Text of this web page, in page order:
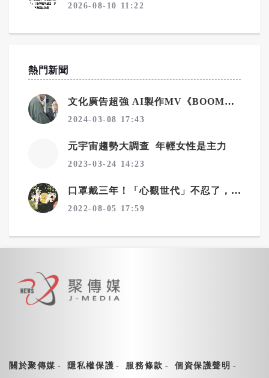
2026-08-10 11:22
熱門新聞
文化廣告超強 AI製作MV《BOOM&SHINE》登場！
2024-03-08 17:43
元宇宙趨勢大調查 年輕女性是主力
2023-03-24 14:23
口罩戴三年！「心觀世代」不忍了，文化廣告號召IG濾鏡脫口罩
2022-08-05 17:59
關於聚傳媒 隱私權保護 服務條款 個資保護聲明